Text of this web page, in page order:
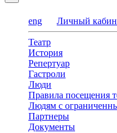
eng Личный
Театр
История
Репертуар
Гастроли
Люди
Правила посещения
Людям с
Партнеры
Документы